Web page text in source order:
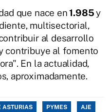
que nace en1.985y
multisectorial,
al desarrollo
contribuye al fomento
En la actualidad,
aproximadamente.
ASTURIAS PYMES AJE